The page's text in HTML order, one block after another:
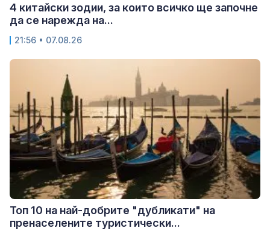
4 китайски зодии, за които всичко ще започне
да се нарежда на...
21:56 • 07.08.26
Топ 10 на най-добрите "дубликати" на
пренаселените туристически...